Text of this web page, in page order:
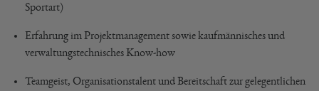
Sportart)
Erfahrung im Projektmanagement sowie kaufmännisches und
verwaltungstechnisches Know-how
Teamgeist, Organisationstalent und Bereitschaft zur gelegentlichen